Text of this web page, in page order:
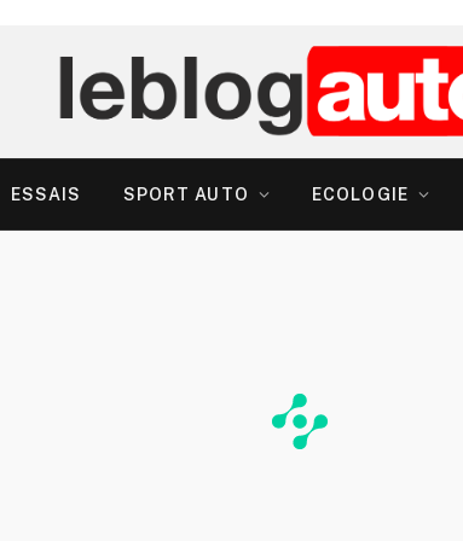
ESSAIS SPORT AUTO ECOLOGIE